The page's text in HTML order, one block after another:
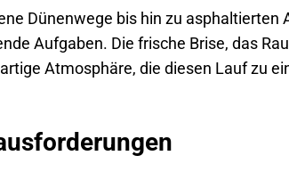
Dünenwege bis hin zu asphaltierten
Aufgaben. Die frische Brise, das
Atmosphäre, die diesen Lauf zu